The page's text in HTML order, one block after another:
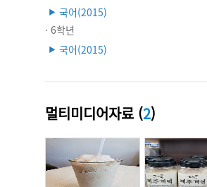
▶ 국어(2015)
· 6학년
▶ 국어(2015)
멀티미디어자료 (2)